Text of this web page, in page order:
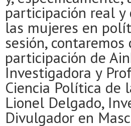
participación real
las mujeres en
sesión, contaremos
participación de
Investigadora y
Ciencia Política de
Lionel Delgado,
Divulgador en